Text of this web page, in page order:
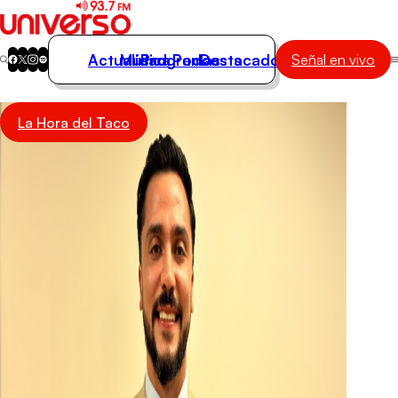
Actualidad
Música
Actualidad
Música
Programas
Podcasts
Destacados Señal en vivo
La Hora del Taco